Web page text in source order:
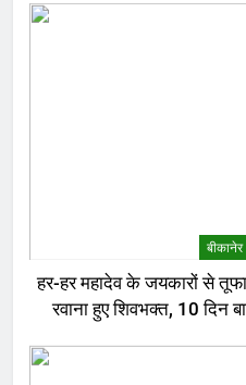
हर-हर महादेव के जयकारों से
रवाना हुए शिवभक्त, 10